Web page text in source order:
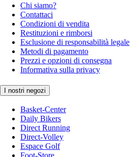
Chi siamo?
Contattaci
Condizioni di vendita
Restituzioni e rimborsi
Esclusione di responsabilità legale
Metodi di pagamento
Prezzi e opzioni di consegna
Informativa sulla privacy
I nostri negozi
Basket-Center
Daily Bikers
Direct Running
Direct-Volley
Espace Golf